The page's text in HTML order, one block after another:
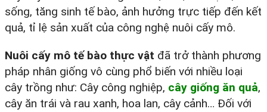
sống, tăng sinh tế bào, ảnh hưởng trực tiếp đến kết
quả, tỉ lệ sản xuất của công nghệ nuôi cấy mô.
Nuôi cấy mô tế bào thực vật đã trở thành phương
pháp nhân giống vô cùng phổ biến với nhiều loại
cây trồng như: Cây công nghiệp, cây giống ăn quả,
cây ăn trái và rau xanh, hoa lan, cây cảnh… Đối với